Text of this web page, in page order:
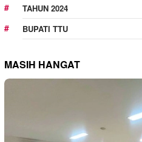
TAHUN 2024
BUPATI TTU
MASIH HANGAT